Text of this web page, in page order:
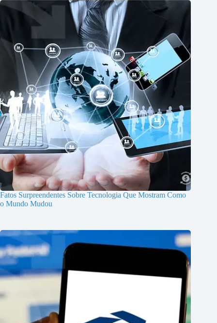
Fatos Surpreendentes Sobre Tecnologia Que Mostram Como
o Mundo Mudou